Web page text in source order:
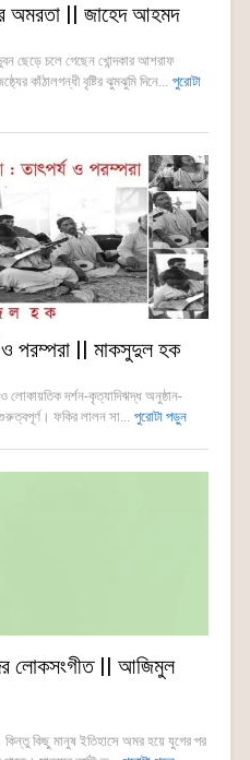
অমরতা || জাহেদ আহমদ
ছেড়ে চলে গেছেন খোন্দকার আশরাফ
কাঁঠালগন্ধী বৃষ্টির ঝুমঝুমি দিনে... পুরোটা
ও পরম্পরা || মাকসুদুল হক
লোকায়তিক দর্শন-কৃত্যাদিঋদ্ধ অনুষ্ঠান-
গুরুত্বপূর্ণ। ফকির লালন সা... পুরোটা পড়ুন
লোকসংগীত || আজিমুল
কিন্তু কিছু মানুষ ইতিহাসে অমর হয়ে যুগের পর